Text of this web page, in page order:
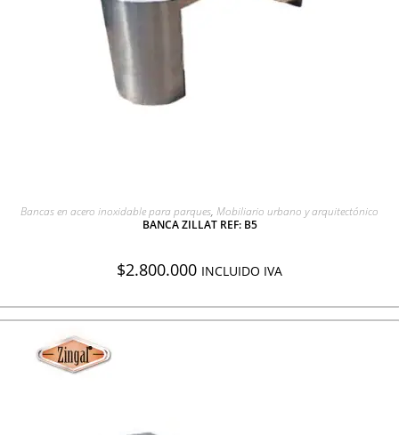
AGREGAR A COTIZACIÓN
Bancas en acero inoxidable para parques, Mobiliario urbano y arquitectónico
BANCA ZILLAT REF: B5
$2.800.000 INCLUIDO IVA